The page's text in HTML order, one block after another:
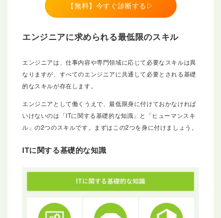
【無料】今すぐ診断する▷
エンジニアに求められる最低限のスキル
エンジニアは、仕事内容や専門領域に応じて必要なスキルは異
なりますが、すべてのエンジニアに共通して必要とされる基礎
的なスキルが存在します。
エンジニアとして働くうえで、最低限身に付けておかなければ
いけないのは「ITに関する基礎的な知識」と「ヒューマンスキ
ル」の2つのスキルです。まずはこの2つを身に付けましょう。
ITに関する基礎的な知識